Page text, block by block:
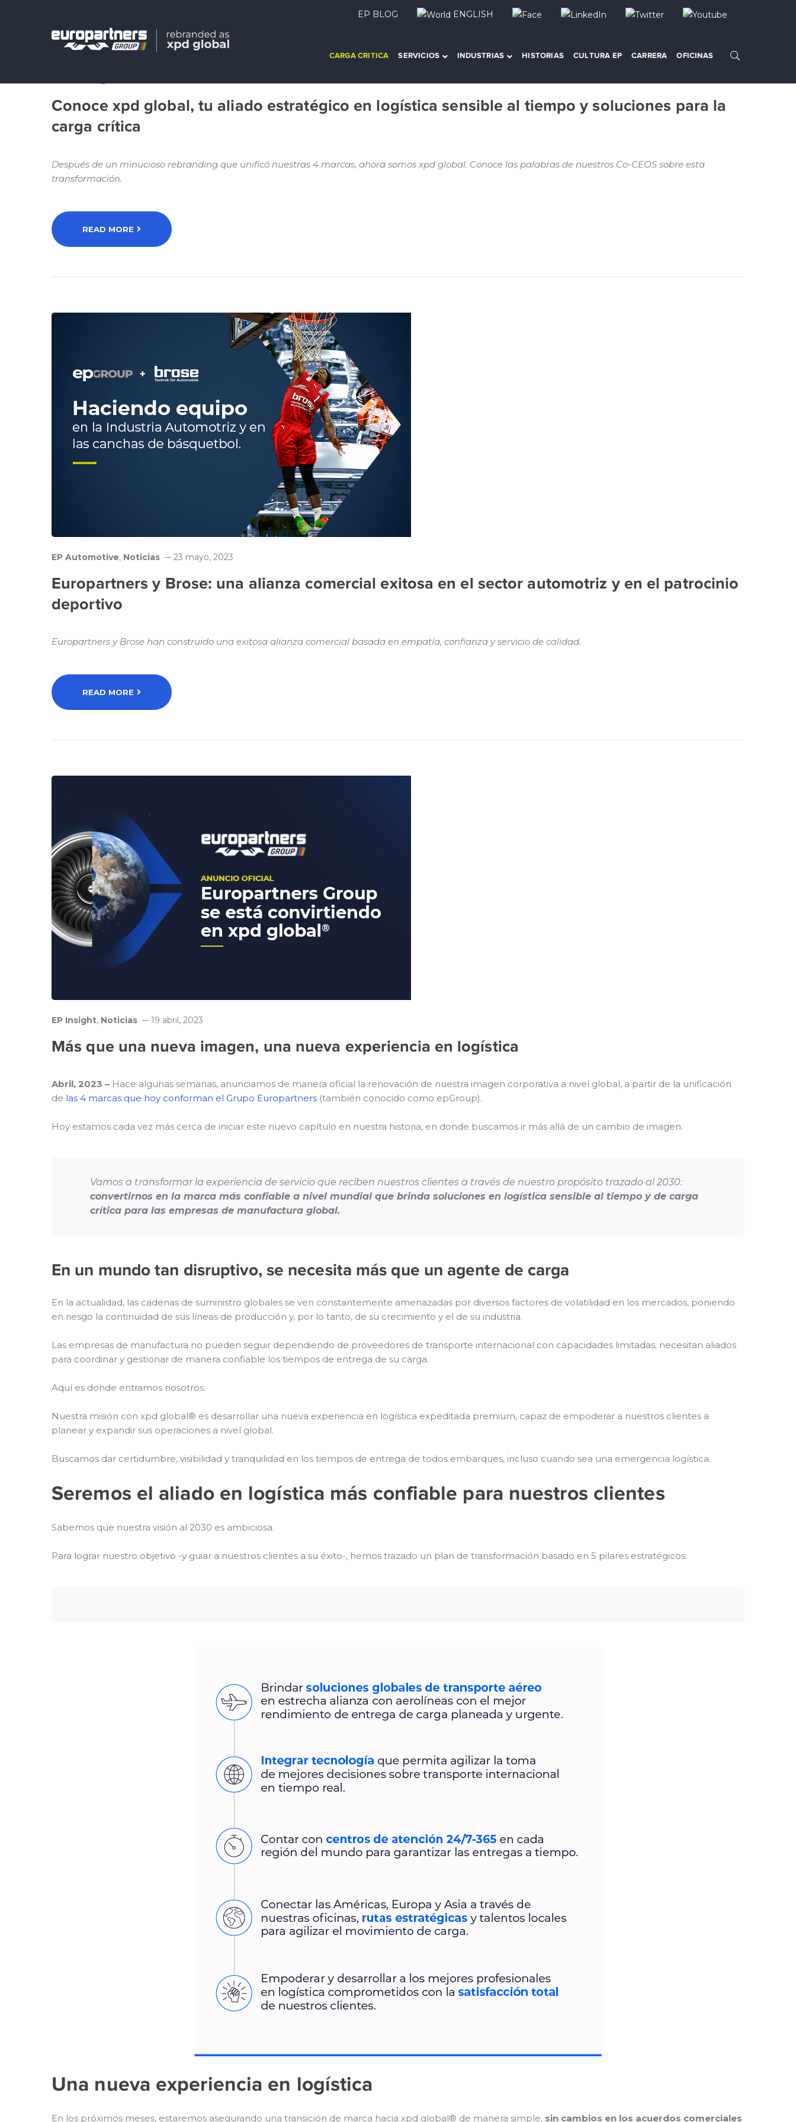
EP BLOG ENGLISH
CARGA CRITICA SERVICIOS INDUSTRIAS HISTORIAS CULTURA EP CARRERA OFICINAS
Conoce xpd global, tu aliado estratégico en logística sensible al tiempo y soluciones para la
carga crítica
Después de un minucioso rebranding que unificó nuestras 4 marcas, ahora somos xpd global. Conoce las palabras de nuestros Co-CEOS sobre esta
transformación.
READ MORE
EP Automotive, Noticias 23 mayo, 2023
Europartners y Brose: una alianza comercial exitosa en el sector automotriz y en el patrocinio
deportivo
Europartners y Brose han construido una exitosa alianza comercial basada en empatía, confianza y servicio de calidad.
READ MORE
EP Insight, Noticias 19 abril, 2023
Más que una nueva imagen, una nueva experiencia en logística
Abril, 2023 – Hace algunas semanas, anunciamos de manera oficial la renovación de nuestra imagen corporativa a nivel global, a partir de la unificación
de las 4 marcas que hoy conforman el Grupo Europartners (también conocido como epGroup).
Hoy estamos cada vez más cerca de iniciar este nuevo capítulo en nuestra historia, en donde buscamos ir más allá de un cambio de imagen.
Vamos a transformar la experiencia de servicio que reciben nuestros clientes a través de nuestro propósito trazado al 2030:
convertirnos en la marca más confiable a nivel mundial que brinda soluciones en logística sensible al tiempo y de carga
crítica para las empresas de manufactura global.
En un mundo tan disruptivo, se necesita más que un agente de carga
En la actualidad, las cadenas de suministro globales se ven constantemente amenazadas por diversos factores de volatilidad en los mercados, poniendo
en riesgo la continuidad de sus líneas de producción y, por lo tanto, de su crecimiento y el de su industria.
Las empresas de manufactura no pueden seguir dependiendo de proveedores de transporte internacional con capacidades limitadas; necesitan aliados
para coordinar y gestionar de manera confiable los tiempos de entrega de su carga.
Aquí es donde entramos nosotros.
Nuestra misión con xpd global® es desarrollar una nueva experiencia en logística expeditada premium, capaz de empoderar a nuestros clientes a
planear y expandir sus operaciones a nivel global.
Buscamos dar certidumbre, visibilidad y tranquilidad en los tiempos de entrega de todos embarques, incluso cuando sea una emergencia logística.
Seremos el aliado en logística más confiable para nuestros clientes
Sabemos que nuestra visión al 2030 es ambiciosa.
Para lograr nuestro objetivo -y guiar a nuestros clientes a su éxito-, hemos trazado un plan de transformación basado en 5 pilares estratégicos:
Una nueva experiencia en logística
En los próximos meses, estaremos asegurando una transición de marca hacia xpd global® de manera simple, sin cambios en los acuerdos comerciales